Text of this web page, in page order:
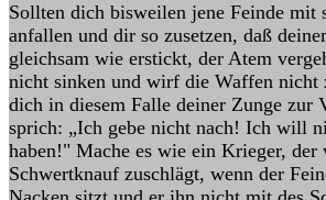
Sollten dich bisweilen jene Feinde mit
anfallen und dir so zusetzen, daß
gleichsam wie erstickt, der Atem
nicht sinken und wirf die Waffen nicht
dich in diesem Falle deiner Zunge zur
sprich: „Ich gebe nicht nach! Ich will
haben!" Mache es wie ein Krieger, der
Schwertknauf zuschlägt, wenn der